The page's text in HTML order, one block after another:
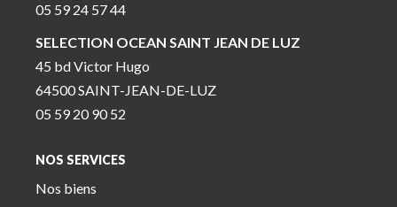
05 59 24 57 44
SELECTION OCEAN SAINT JEAN DE LUZ
45 bd Victor Hugo
64500 SAINT-JEAN-DE-LUZ
05 59 20 90 52
NOS SERVICES
Nos biens